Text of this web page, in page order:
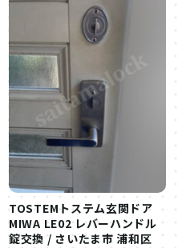
TOSTEMトステム玄関ドア
MIWA LE02 レバーハンドル
錠交換 / さいたま市 浦和区